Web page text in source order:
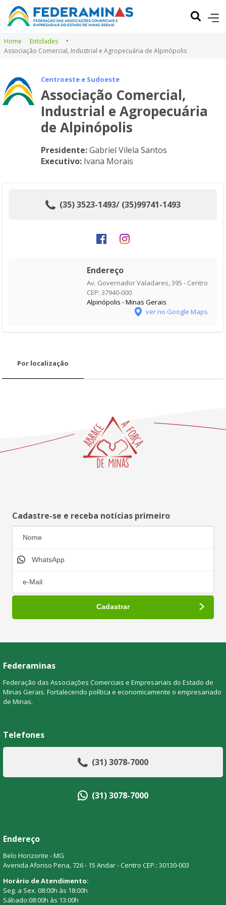
Home
Entidades
Associação Comercial, Industrial e Agropecuária de Alpinópolis
Centroeste e Sudoeste
Associação Comercial,
Industrial e Agropecuária
de Alpinópolis
Presidente:Gabriel Vilela Santos
Executivo: Ivana Morais
(35) 3523-1493/ (35)99741-1493
Endereço
Av. Governador Valadares, 395 - Centro
CEP: 37940-000
Alpinópolis - Minas Gerais
ver no Google Maps
Por localização
Cadastre-se e receba notícias primeiro
Federaminas
Federação das Associações Comerciais e Empresariais do Estado de
Minas Gerais. Fortalecendo política e economicamente o empresariado
de Minas.
Telefones
(31) 3078-7000
(31) 3078-7000
Endereço
Belo Horizonte - MG
Avenida Afonso Pena, 726 - 15 Andar - Centro CEP.: 30130-003
Horário de Atendimento:
Seg. a Sex. 08:00h às 18:00h
Sábado:08:00h às 13:00h